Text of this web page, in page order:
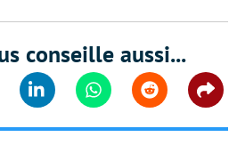
conseille aussi...
Linkedin WhatsappReddit